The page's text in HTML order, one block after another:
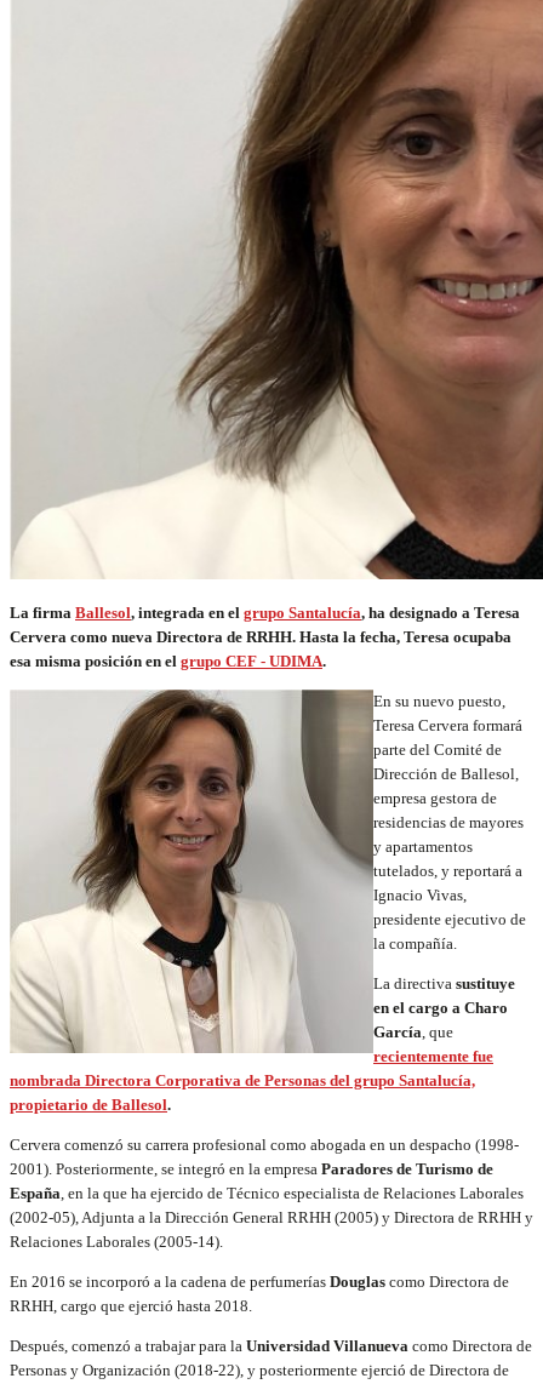
La firma Ballesol, integrada en el grupo Santalucía, ha designado a Teresa
Cervera como nueva Directora de RRHH. Hasta la fecha, Teresa ocupaba
esa misma posición en el grupo CEF - UDIMA.
En su nuevo puesto,
Teresa Cervera formará
parte del Comité de
Dirección de Ballesol,
empresa gestora de
residencias de mayores
y apartamentos
tutelados, y reportará a
Ignacio Vivas,
presidente ejecutivo de
la compañía.
La directiva sustituye
en el cargo a Charo
García, que
recientemente fue
nombrada Directora Corporativa de Personas del grupo Santalucía,
propietario de Ballesol.
Cervera comenzó su carrera profesional como abogada en un despacho (1998-
2001). Posteriormente, se integró en la empresa Paradores de Turismo de
España, en la que ha ejercido de Técnico especialista de Relaciones Laborales
(2002-05), Adjunta a la Dirección General RRHH (2005) y Directora de RRHH y
Relaciones Laborales (2005-14).
En 2016 se incorporó a la cadena de perfumerías Douglas como Directora de
RRHH, cargo que ejerció hasta 2018.
Después, comenzó a trabajar para la Universidad Villanueva como Directora de
Personas y Organización (2018-22), y posteriormente ejerció de Directora de